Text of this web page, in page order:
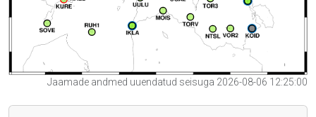
Jaamade andmed uuendatud seisuga 2026-08-06 12:25:00